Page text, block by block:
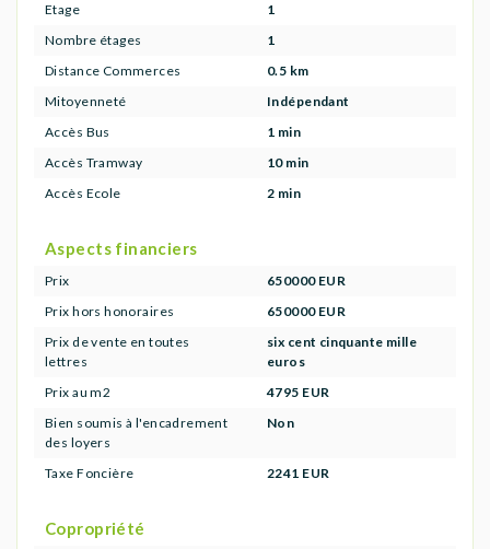
Etage
1
Nombre étages
1
Distance Commerces
0.5 km
Mitoyenneté
Indépendant
Accès Bus
1 min
Accès Tramway
10 min
Accès Ecole
2 min
Aspects financiers
Prix
650000 EUR
Prix hors honoraires
650000 EUR
Prix de vente en toutes
lettres
six cent cinquante mille
euros
Prix au m2
4795 EUR
Bien soumis à l'encadrement
des loyers
Non
Taxe Foncière 2241 EUR
Copropriété